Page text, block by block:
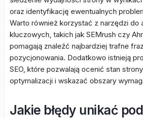
oraz identyfikację ewentualnych
Warto również korzystać z narzędzi do
kluczowych, takich jak SEMrush czy
pomagają znaleźć najbardziej trafne
pozycjonowania. Dodatkowo istnieją
SEO, które pozwalają ocenić stan
optymalizacji i wskazać obszary
Jakie błędy unikać